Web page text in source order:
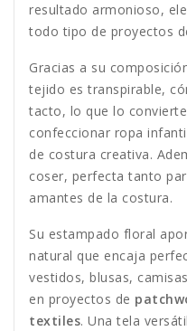
resultado armonioso,
todo tipo de proyectos
Gracias a su
tejido es transpirable,
tacto, lo que lo
confeccionar ropa
de costura creativa.
coser, perfecta tanto
amantes de la costura.
Su estampado floral
natural que encaja
vestidos, blusas,
en proyectos de
textiles. Una tela